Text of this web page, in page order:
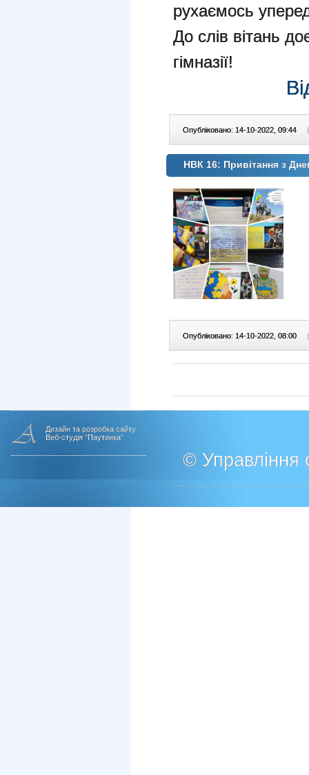
рухаємось
До слів вітань
гімназії!
Опубліковано: 14-10-2022, 09:44 |
НВК 16: Привітання з
Опубліковано: 14-10-2022, 08:00 |
Дизайн та розробка сайту
Веб-студія "Паутинка"
© Управління